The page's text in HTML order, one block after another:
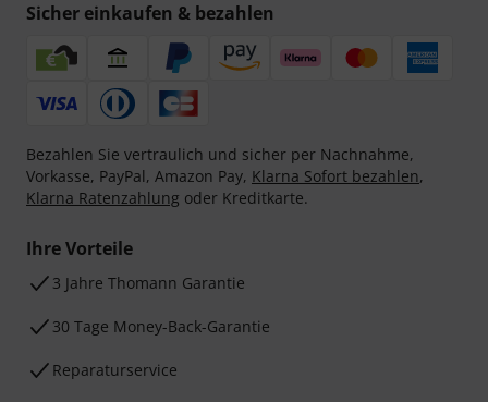
Sicher einkaufen & bezahlen
Bezahlen Sie vertraulich und sicher per Nachnahme,
Vorkasse, PayPal, Amazon Pay, Klarna Sofort bezahlen,
Klarna Ratenzahlung oder Kreditkarte.
Ihre Vorteile
3 Jahre Thomann Garantie
30 Tage Money-Back-Garantie
Reparaturservice